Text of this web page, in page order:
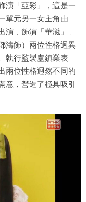
演「亞彩」，這是一
單元另一女主角由
演，飾演「華滋」。
濤飾）兩位性格迥異
執行監製盧鎮業表
兩位性格迥然不同的
意，營造了極具吸引